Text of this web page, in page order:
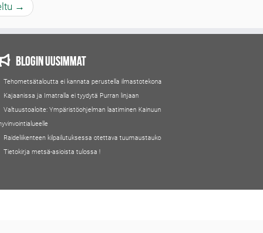
→
Blogin uusimmat
Tehometsätaloutta ei kannata perustella ilmastotekona
Kajaanissa ja Imatralla ei tyydytä Purran linjaan
Valtuustoaloite: Ympäristöohjelman laatiminen Kainuun
Raideliikenteen kilpailutuksessa otettava tuumaustauko
Tietokirja metsä-asioista tulossa !